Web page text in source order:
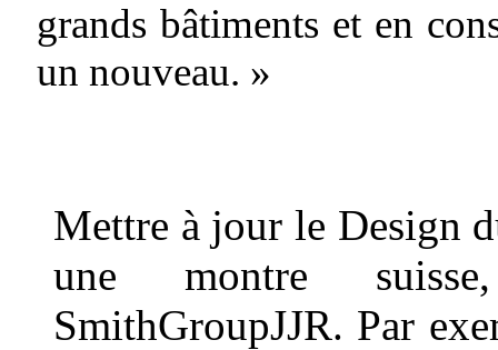
grands bâtiments et en
un nouveau. »
Mettre à jour le Design
une montre
SmithGroupJJR. Par